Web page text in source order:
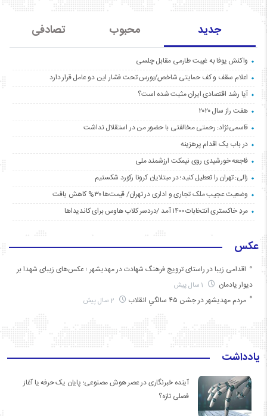
جدید محبوب تصادفی
واکنش یوفا به غیبت طارمی مقابل چلسی
اعلام سقف و کف حمایتی شاخص/بورس تحت فشار این دو عامل قرار دارد
آیا رشد اقتصادی ایران مثبت شده است؟
هفت راز سال ۲۰۲۰
قاسمی‌نژاد: رحمتی مخالفتی با حضور من در استقلال نداشت
در باب یک اقدام پرهزینه
فاجعه خورشیدی روی نیمکت ارزشمند ملی
زالی: تهران را تعطیل کنید؛ در مبتلایان کرونا رکورد شکستیم
وضعیت عجیب ملک تجاری و اداری در تهران/ قیمت‌ها ۳۰% کاهش یافت
مردِ خاکستری انتخابات ۱۴۰۰ آمد /دردسر کلاب هاوس برای کاندیداها
عکس
اقدامی زیبا در راستای ترویج فرهنگ شهادت در مهدیشهر ؛ عکس‌های زیبای شهدا بر
دیوار یادمان
مردم مهدیشهر در جشن ۴۵ سالگیِ انقلاب
یادداشت
آینده خبرنگاری در عصر هوش مصنوعی؛ پایان یک حرفه یا آغاز
فصلی تازه؟